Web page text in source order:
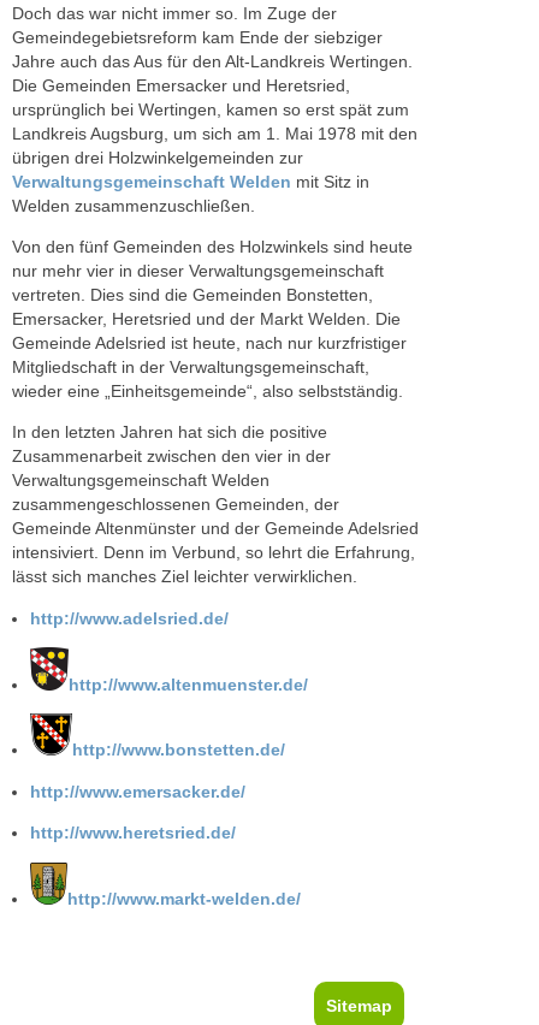
Doch das war nicht immer so. Im Zuge der
Gemeindegebietsreform kam Ende der siebziger
Jahre auch das Aus für den Alt-Landkreis Wertingen.
Die Gemeinden Emersacker und Heretsried,
ursprünglich bei Wertingen, kamen so erst spät zum
Landkreis Augsburg, um sich am 1. Mai 1978 mit den
übrigen drei Holzwinkelgemeinden zur
Verwaltungsgemeinschaft Welden mit Sitz in
Welden zusammenzuschließen.
Von den fünf Gemeinden des Holzwinkels sind heute
nur mehr vier in dieser Verwaltungsgemeinschaft
vertreten. Dies sind die Gemeinden Bonstetten,
Emersacker, Heretsried und der Markt Welden. Die
Gemeinde Adelsried ist heute, nach nur kurzfristiger
Mitgliedschaft in der Verwaltungsgemeinschaft,
wieder eine „Einheitsgemeinde“, also selbstständig.
In den letzten Jahren hat sich die positive
Zusammenarbeit zwischen den vier in der
Verwaltungsgemeinschaft Welden
zusammengeschlossenen Gemeinden, der
Gemeinde Altenmünster und der Gemeinde Adelsried
intensiviert. Denn im Verbund, so lehrt die Erfahrung,
lässt sich manches Ziel leichter verwirklichen.
http://www.adelsried.de/
http://www.altenmuenster.de/
http://www.bonstetten.de/
http://www.emersacker.de/
http://www.heretsried.de/
http://www.markt-welden.de/
Sitemap